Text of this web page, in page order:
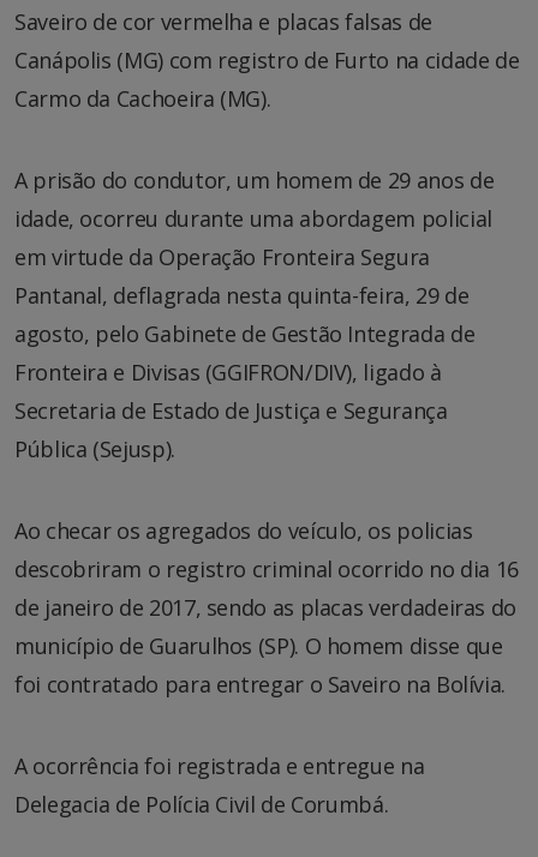
Saveiro de cor vermelha e placas falsas de
Canápolis (MG) com registro de Furto na cidade de
Carmo da Cachoeira (MG).
A prisão do condutor, um homem de 29 anos de
idade, ocorreu durante uma abordagem policial
em virtude da Operação Fronteira Segura
Pantanal, deflagrada nesta quinta-feira, 29 de
agosto, pelo Gabinete de Gestão Integrada de
Fronteira e Divisas (GGIFRON/DIV), ligado à
Secretaria de Estado de Justiça e Segurança
Pública (Sejusp).
Ao checar os agregados do veículo, os policias
descobriram o registro criminal ocorrido no dia 16
de janeiro de 2017, sendo as placas verdadeiras do
município de Guarulhos (SP). O homem disse que
foi contratado para entregar o Saveiro na Bolívia.
A ocorrência foi registrada e entregue na
Delegacia de Polícia Civil de Corumbá.